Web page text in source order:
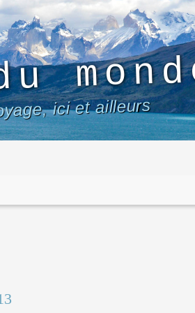
ici et ailleurs